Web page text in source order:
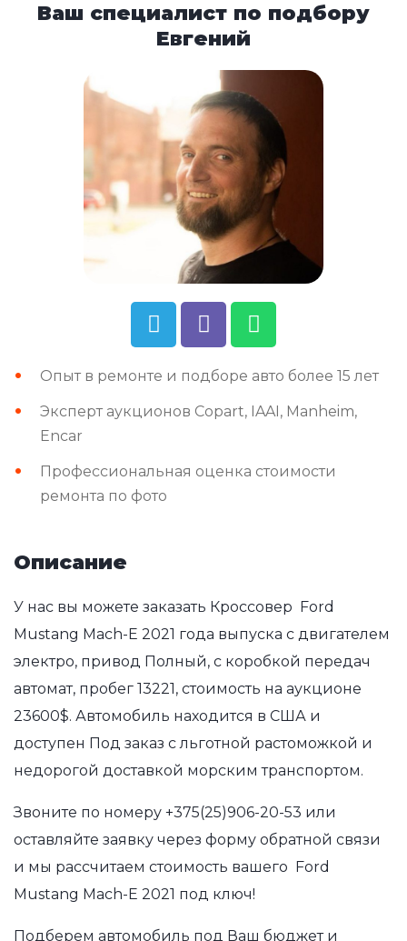
Ваш специалист по подбору
Евгений
Опыт в ремонте и подборе авто более 15 лет
Эксперт аукционов Copart, IAAI, Manheim,
Encar
Профессиональная оценка стоимости
ремонта по фото
Описание
У нас вы можете заказать Кроссовер Ford
Mustang Mach-E 2021 года выпуска с двигателем
электро, привод Полный, с коробкой передач
автомат, пробег 13221, стоимость на аукционе
23600$. Автомобиль находится в США и
доступен Под заказ с льготной растоможкой и
недорогой доставкой морским транспортом.
Звоните по номеру +375(25)906-20-53 или
оставляйте заявку через форму обратной связи
и мы рассчитаем стоимость вашего Ford
Mustang Mach-E 2021 под ключ!
Подберем автомобиль под Ваш бюджет и